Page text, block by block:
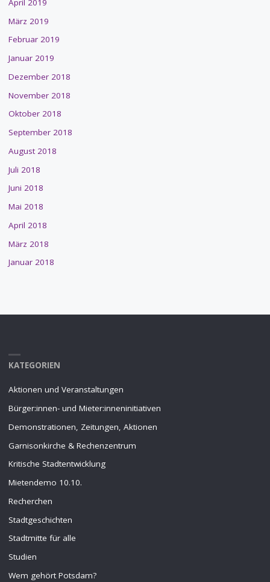
April 2019
März 2019
Februar 2019
Januar 2019
Dezember 2018
November 2018
Oktober 2018
September 2018
August 2018
Juli 2018
Juni 2018
Mai 2018
April 2018
März 2018
Januar 2018
KATEGORIEN
Aktionen und Veranstaltungen
Bürger:innen- und Mieter:inneninitiativen
Demonstrationen, Zeitungen, Aktionen
Garnisonkirche & Rechenzentrum
Kritische Stadtentwicklung
Mietendemo 10.10.
Recherchen
Stadtgeschichten
Stadtmitte für alle
Studien
Wem gehört Potsdam?